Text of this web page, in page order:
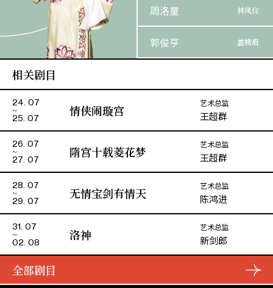
周洛童 林凤仪
郭俊亨 盖娥眉
相关剧目
24. 07
25. 07
情侠闹璇宫 艺术总监
王超群
26. 07
27. 07
隋宫十载菱花梦 艺术总监
王超群
28. 07
29. 07
无情宝剑有情天 艺术总监
陈鸿进
31. 07
02. 08
洛神 艺术总监
新剑郎
全部剧目